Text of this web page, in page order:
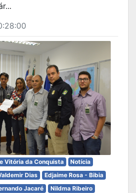
Vitória da Conquista
Notícia
Dias
Edjaime Rosa - Bibia
Jacaré
Nildma Ribeiro